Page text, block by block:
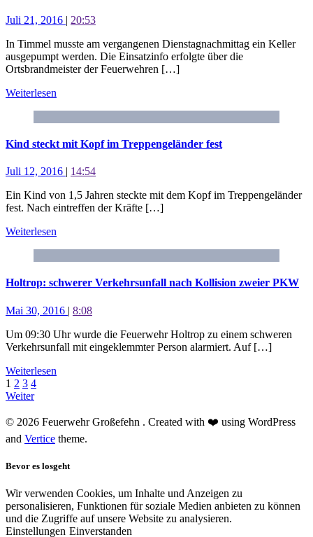
Juli 21, 2016 | 20:53
In Timmel musste am vergangenen Dienstagnachmittag ein Keller
ausgepumpt werden. Die Einsatzinfo erfolgte über die
Ortsbrandmeister der Feuerwehren […]
Weiterlesen
Kind steckt mit Kopf im Treppengeländer fest
Juli 12, 2016 | 14:54
Ein Kind von 1,5 Jahren steckte mit dem Kopf im Treppengeländer
fest. Nach eintreffen der Kräfte […]
Weiterlesen
Holtrop: schwerer Verkehrsunfall nach Kollision zweier PKW
Mai 30, 2016 | 8:08
Um 09:30 Uhr wurde die Feuerwehr Holtrop zu einem schweren
Verkehrsunfall mit eingeklemmter Person alarmiert. Auf […]
Weiterlesen
1 2 3 4
Weiter
© 2026 Feuerwehr Großefehn . Created with ❤️ using WordPress
and Vertice theme.
Bevor es losgeht
Wir verwenden Cookies, um Inhalte und Anzeigen zu
personalisieren, Funktionen für soziale Medien anbieten zu können
und die Zugriffe auf unsere Website zu analysieren.
Einstellungen Einverstanden